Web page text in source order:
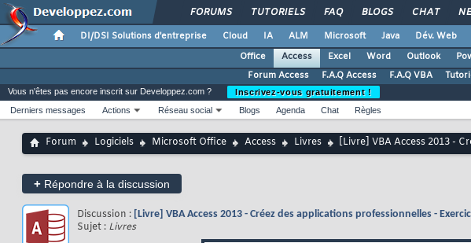
FORUMS TUTORIELS FAQ BLOGS CHAT
DI/DSI Solutions d'entreprise Cloud IA ALM Microsoft Java Dév. Web
Office
Access Excel Word Outlook
Forum Access
F.A.Q Access F.A.Q VBA
Vous n'êtes pas encore inscrit sur Developpez.com ?
Inscrivez-vous gratuitement !
Derniers messages
Actions Réseau social Blogs Agenda Chat Règles
Forum Logiciels Microsoft Office Access Livres [Livre] VBA Access 2013 -
+ Répondre à la discussion
Discussion : [Livre] VBA Access 2013 - Créez des applications professionnelles -
Sujet : Livres